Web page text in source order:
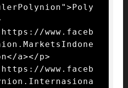
www.faceb
a></p>
www.faceb